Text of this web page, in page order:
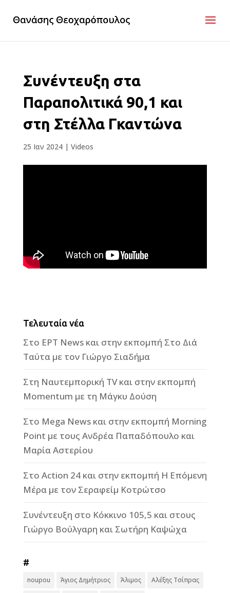
Συνέντευξη στα
Παραπολιτικά 90,1 και
στη Στέλλα Γκαντώνα
25 Ιαν 2024| Videos
Τελευταία νέα
Στο ΕΡΤ News και στην εκπομπή Στο Διά
Ταύτα με τον Γιώργο Σιαδήμα
Στη Ναυτεμπορική TV και στην εκπομπή
Momentum με τη Μάγκυ Δούση
Στο Mega News και στην εκπομπή Morning
Point με τους Ανδρέα Παπαδόπουλο και
Μαρία Αστερίου
Στο Action 24 και στην εκπομπή Η Επόμενη
Μέρα με τον Σεραφείμ Κοτρώτσο
Συνέντευξη στο Κόκκινο 105,5 και στους
Γιώργο Βούλγαρη και Σωτήρη Καψώχα
#
noupou Άγιος Δημήτριος Άλιμος Αλέξης Τσίπρας